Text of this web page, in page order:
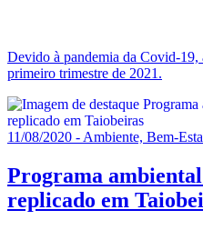
Devido à pandemia da Covid-19,
primeiro trimestre de 2021.
11/08/2020 - Ambiente, Bem-
Programa
replicado em